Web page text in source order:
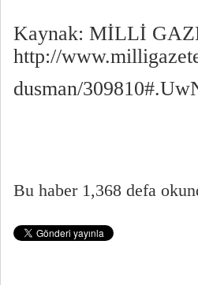
Kaynak: MİLLİ
http://
dusman/
Bu haber 1,368 defa